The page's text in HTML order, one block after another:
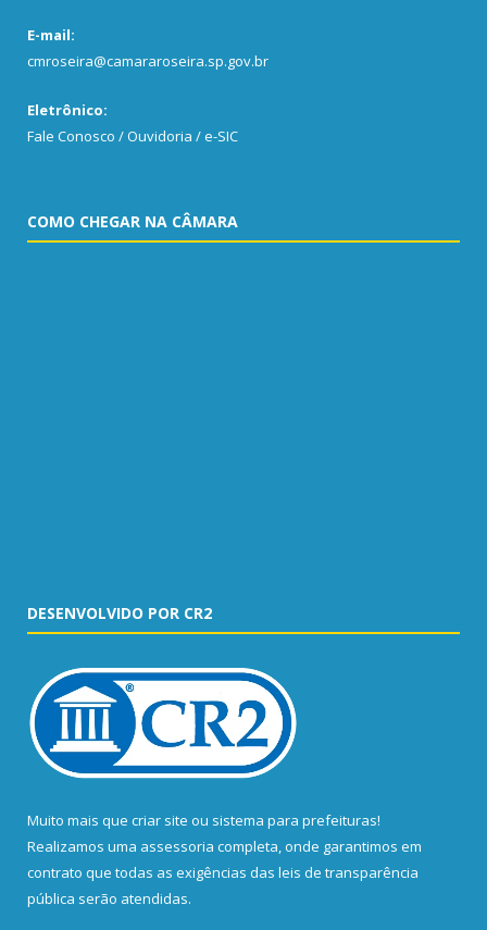
E-mail:
cmroseira@camararoseira.sp.gov.br
Eletrônico:
Fale Conosco / Ouvidoria / e-SIC
COMO CHEGAR NA CÂMARA
DESENVOLVIDO POR CR2
Muito mais que criar site ou sistema para prefeituras!
Realizamos uma assessoria completa, onde garantimos em
contrato que todas as exigências das leis de transparência
pública serão atendidas.